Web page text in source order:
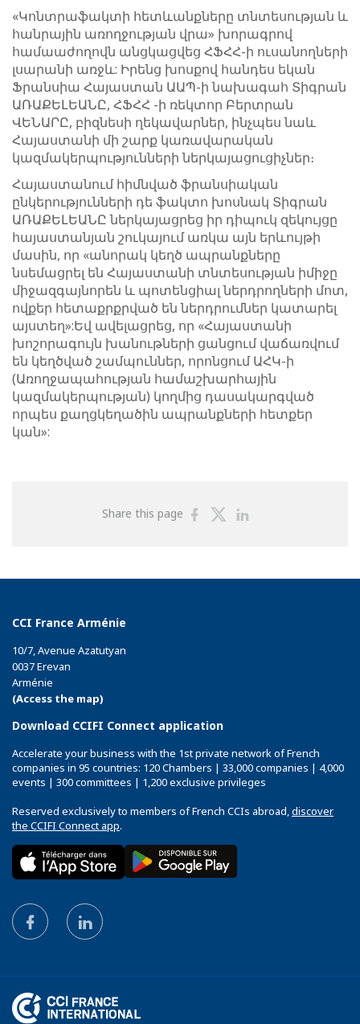
«Կոնտրաֆակտի հետևանքները տնտեսության և
հանրային առողջության վրա» խորագրով
համաաժողովն անցկացվեց ՀՖՀՀ-ի ուսանողների
լսարանի առջև: Իրենց խոսքով հանդես եկան
Ֆրանսիա Հայաստան ԱԱՊ-ի նախագահ Տիգրան
ԱՌԱՔԵԼԵԱՆԸ, ՀՖՀՀ -ի ռեկտոր Բերտրան
ՎԵՆԱՐԸ, բիզնեսի ղեկավարներ, ինչպես նաև
Հայաստանի մի շարք կառավարական
կազմակերպությունների ներկայացուցիչներ։
Հայաստանում հիմնված ֆրանսիական
ընկերությունների դե ֆակտո խոսնակ Տիգրան
ԱՌԱՔԵԼԵԱՆԸ ներկայացրեց իր դիպուկ զեկույցը
հայաստանյան շուկայում առկա այն ​​երևույթի
մասին, որ «անորակ կեղծ ապրանքները
նսեմացրել են Հայաստանի տնտեսության իմիջը
միջազգայնորեն և պոտենցիալ ներդրողների մոտ,
ովքեր հետաքրքրված են ներդրումներ կատարել
այստեղ»:Եվ ավելացրեց, որ «Հայաստանի
խոշորագույն խանութների ցանցում վաճառվում
են կեղծված շամպուններ, որոնցում ԱՀԿ-ի
(Առողջապահության համաշխարհային
կազմակերպության) կողմից դասակարգված
որպես քաղցկեղածին ապրանքների հետքեր
կան»:
Share this page
ShareShare
CCI France Arménie
10/7, Avenue Azatutyan
0037 Erevan
Arménie
(Access the map)
Download CCIFI Connect application
Accelerate your business with the 1st private network of French
companies in 95 countries: 120 Chambers | 33,000 companies | 4,000
events | 300 committees | 1,200 exclusive privileges
Reserved exclusively to members of French CCIs abroad,discover
the CCIFI Connect app.